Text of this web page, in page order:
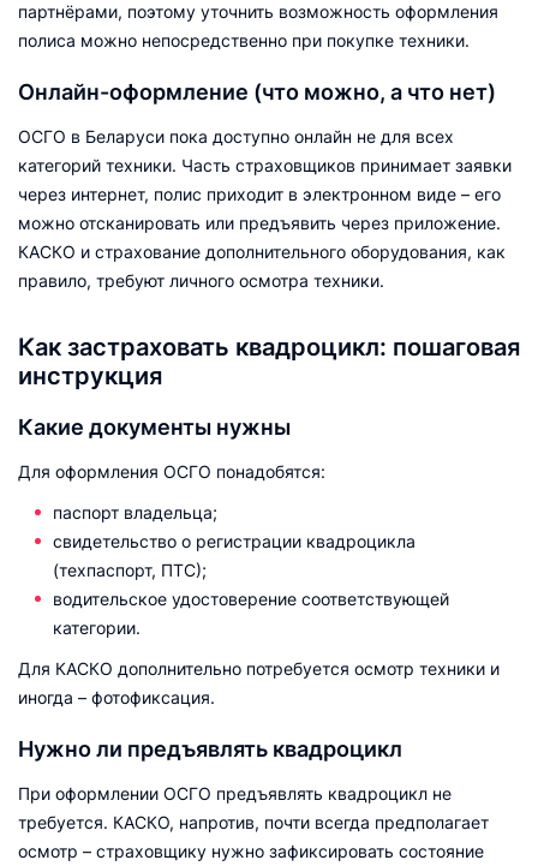
партнёрами, поэтому уточнить возможность оформления
полиса можно непосредственно при покупке техники.
Онлайн-оформление (что можно, а что нет)
ОСГО в Беларуси пока доступно онлайн не для всех
категорий техники. Часть страховщиков принимает заявки
через интернет, полис приходит в электронном виде – его
можно отсканировать или предъявить через приложение.
КАСКО и страхование дополнительного оборудования, как
правило, требуют личного осмотра техники.
Как застраховать квадроцикл: пошаговая
инструкция
Какие документы нужны
Для оформления ОСГО понадобятся:
паспорт владельца;
свидетельство о регистрации квадроцикла
(техпаспорт, ПТС);
водительское удостоверение соответствующей
категории.
Для КАСКО дополнительно потребуется осмотр техники и
иногда – фотофиксация.
Нужно ли предъявлять квадроцикл
При оформлении ОСГО предъявлять квадроцикл не
требуется. КАСКО, напротив, почти всегда предполагает
осмотр – страховщику нужно зафиксировать состояние